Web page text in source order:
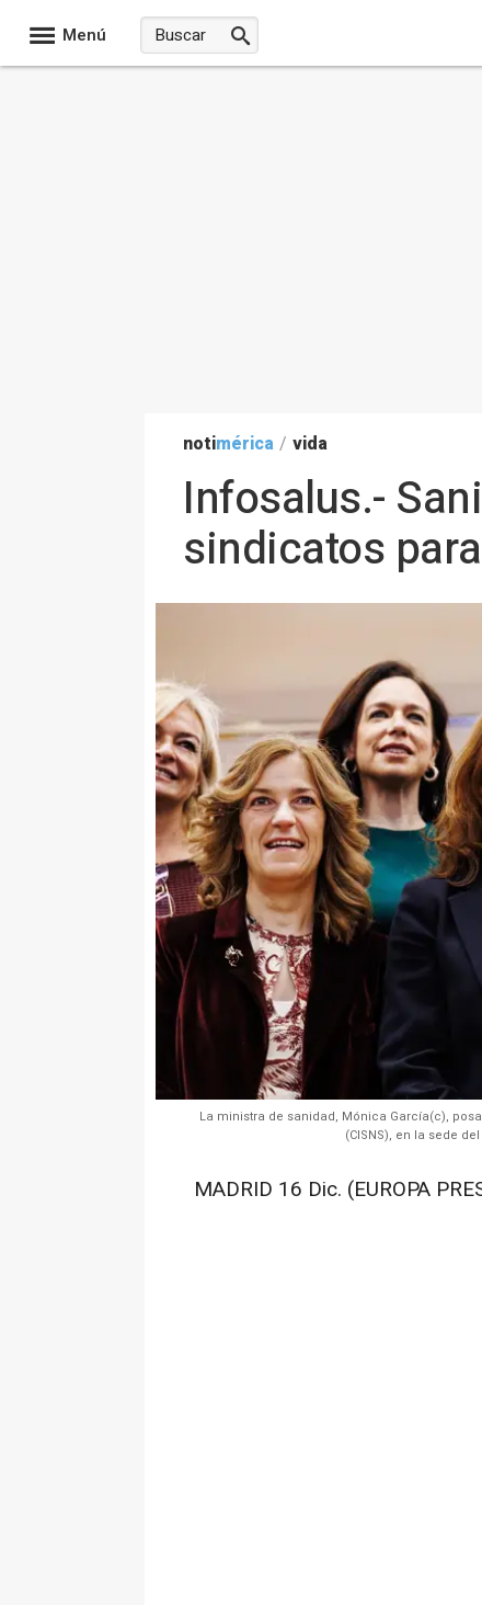
Menú
notimérica / vida
Infosalus.-
sindicatos
La ministra de sanidad, Mónica García(c),
(CISNS), en la sede
MADRID 16 Dic. (EUROPA